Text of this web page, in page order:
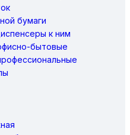
бумаги
к ним
бытовые